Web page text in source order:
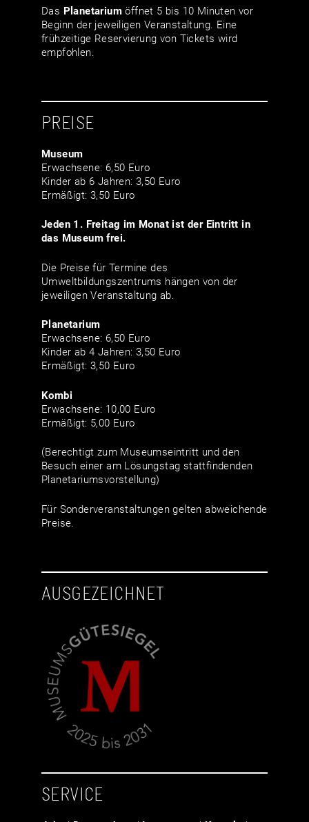
Das Planetarium öffnet 5 bis 10 Minuten vor
Beginn der jeweiligen Veranstaltung. Eine
frühzeitige Reservierung von Tickets wird
empfohlen.
PREISE
Museum
Erwachsene: 6,50 Euro
Kinder ab 6 Jahren: 3,50 Euro
Ermäßigt: 3,50 Euro
Jeden 1. Freitag im Monat ist der Eintritt in
das Museum frei.
Die Preise für Termine des
Umweltbildungszentrums hängen von der
jeweiligen Veranstaltung ab.
Planetarium
Erwachsene: 6,50 Euro
Kinder ab 4 Jahren: 3,50 Euro
Ermäßigt: 3,50 Euro
Kombi
Erwachsene: 10,00 Euro
Ermäßigt: 5,00 Euro
(Berechtigt zum Museumseintritt und den
Besuch einer am Lösungstag stattfindenden
Planetariumsvorstellung)
Für Sonderveranstaltungen gelten abweichende
Preise.
AUSGEZEICHNET
SERVICE